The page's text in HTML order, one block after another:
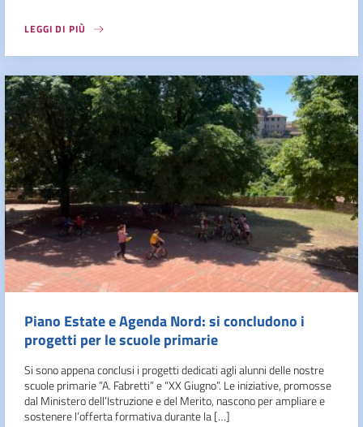
LEGGI DI PIÙ
Piano Estate e Agenda Nord: si concludono i
progetti per le scuole primarie
Si sono appena conclusi i progetti dedicati agli alunni delle nostre
scuole primarie ”A. Fabretti” e “XX Giugno”. Le iniziative, promosse
dal Ministero dell’Istruzione e del Merito, nascono per ampliare e
sostenere l’offerta formativa durante la […]